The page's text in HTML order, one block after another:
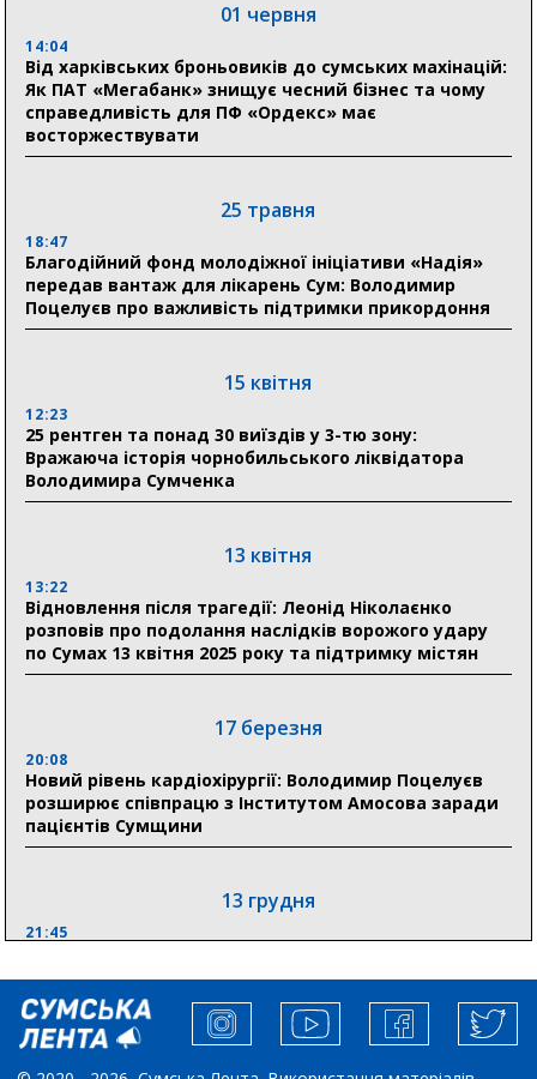
Пенсійний фонд Сумщини спрямував 0,2 млрд грн
на пенсії, страхові виплати та підтримку
прифронтових громад
прифронтової Сумщини: перша група оздоровилася
в Австрії
18:30
Ніколаєнко: у Сумах погодили 115 компенсацій на
відновлення житла майже на 6,6 млн грн
21:01
До 19 400 гривень на паливо: Пенсійний фонд
Сумщини пояснив, як отримати допомогу на зиму
«Укрексімбанк» припиняє виплату пенсій: у
людям
11:00
Артем Кобзар вручив родинам 20 полеглих Героїв
19:38
Сумська клінічна лікарня Святого Пантелеймона
здобула головну відзнаку в медичній сфері України
01 червня
14:04
Від харківських броньовиків до сумських махінацій:
Як ПАТ «Мегабанк» знищує чесний бізнес та чому
справедливість для ПФ «Ордекс» має
восторжествувати
25 травня
18:47
Благодійний фонд молодіжної ініціативи «Надія»
передав вантаж для лікарень Сум: Володимир
Поцелуєв про важливість підтримки прикордоння
15 квітня
12:23
25 рентген та понад 30 виїздів у 3-тю зону:
Вражаюча історія чорнобильського ліквідатора
Володимира Сумченка
13 квітня
13:22
Відновлення після трагедії: Леонід Ніколаєнко
розповів про подолання наслідків ворожого удару
по Сумах 13 квітня 2025 року та підтримку містян
17 березня
20:08
Новий рівень кардіохірургії: Володимир Поцелуєв
розширює співпрацю з Інститутом Амосова заради
пацієнтів Сумщини
13 грудня
21:45
збільшити завантаження стратегічних українських
виробників”, – нардеп Максим Гузенко
04 листопада